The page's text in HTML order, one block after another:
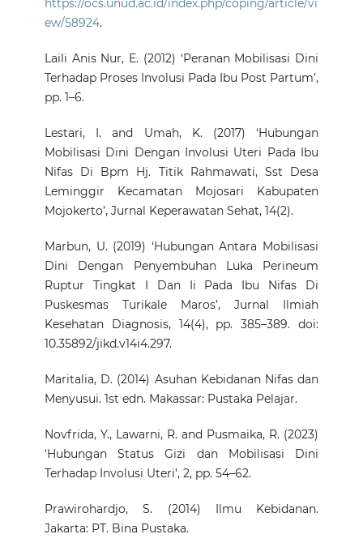
https://ocs.unud.ac.id/index.php/coping/article/vi
ew/58924.
Laili Anis Nur, E. (2012) ‘Peranan Mobilisasi Dini
Terhadap Proses Involusi Pada Ibu Post Partum’,
pp. 1–6.
Lestari, I. and Umah, K. (2017) ‘Hubungan
Mobilisasi Dini Dengan Involusi Uteri Pada Ibu
Nifas Di Bpm Hj. Titik Rahmawati, Sst Desa
Leminggir Kecamatan Mojosari Kabupaten
Mojokerto’, Jurnal Keperawatan Sehat, 14(2).
Marbun, U. (2019) ‘Hubungan Antara Mobilisasi
Dini Dengan Penyembuhan Luka Perineum
Ruptur Tingkat I Dan Ii Pada Ibu Nifas Di
Puskesmas Turikale Maros’, Jurnal Ilmiah
Kesehatan Diagnosis, 14(4), pp. 385–389. doi:
10.35892/jikd.v14i4.297.
Maritalia, D. (2014) Asuhan Kebidanan Nifas dan
Menyusui. 1st edn. Makassar: Pustaka Pelajar.
Novfrida, Y., Lawarni, R. and Pusmaika, R. (2023)
‘Hubungan Status Gizi dan Mobilisasi Dini
Terhadap Involusi Uteri’, 2, pp. 54–62.
Prawirohardjo, S. (2014) Ilmu Kebidanan.
Jakarta: PT. Bina Pustaka.